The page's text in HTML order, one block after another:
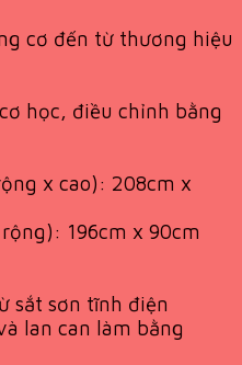
cơ đến từ thương hiệu
học, điều chỉnh bằng
x cao): 208cm x
196cm x 90cm
sắt sơn tĩnh điện
lan can làm bằng